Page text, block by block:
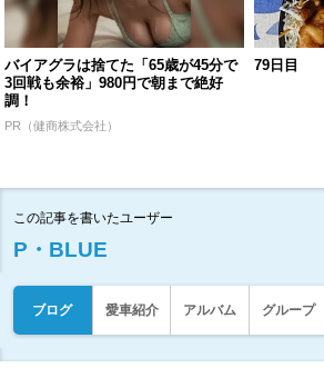
バイアグラは捨てた「65歳が45分で
3回戦も余裕」980円で朝まで絶好
調！
PR（健商株式会社）
79日目
この記事を書いたユーザー
P・BLUE
ブログ 愛車紹介 アルバム グループ